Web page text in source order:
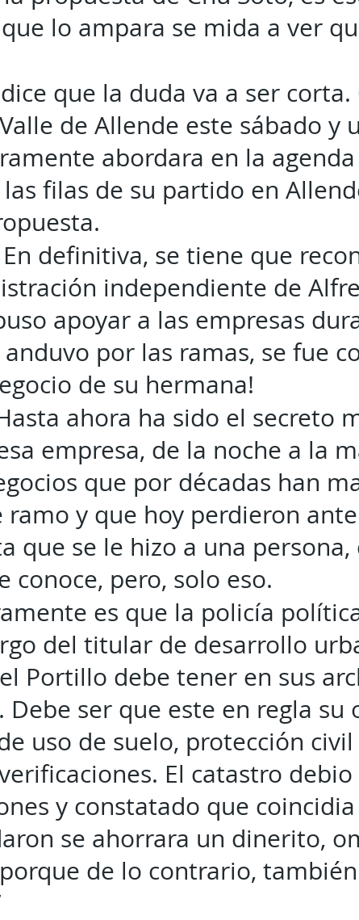
lo ampara se mida a ver
dice que la duda va a ser
de Allende este sábado y
abordara en la agenda
filas de su partido en
En definitiva, se tiene que
independiente de
apoyar a las empresas
por las ramas, se fue
de su hermana!
ahora ha sido el secreto
empresa, de la noche a la
que por décadas han
ramo y que hoy perdieron
que se le hizo a una persona,
conoce, pero, solo eso.
es que la policía
del titular de desarrollo
Portillo debe tener en sus
Debe ser que este en regla su
uso de suelo, protección
El catastro
y constatado que
se ahorrara un dinerito,
de lo contrario,